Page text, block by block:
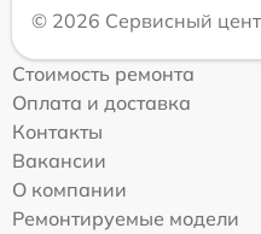
© 2026 Сервисный
Стоимость ремонта
Оплата и доставка
Контакты
Вакансии
О компании
Ремонтируемые модели